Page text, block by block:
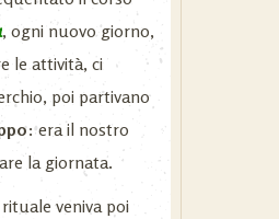
, ogni nuovo giorno,
le attività, ci
poi partivano
: era il nostro
la giornata.
veniva poi